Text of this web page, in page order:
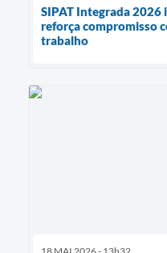
SIPAT Integrada 2026
reforça compromisso
trabalho